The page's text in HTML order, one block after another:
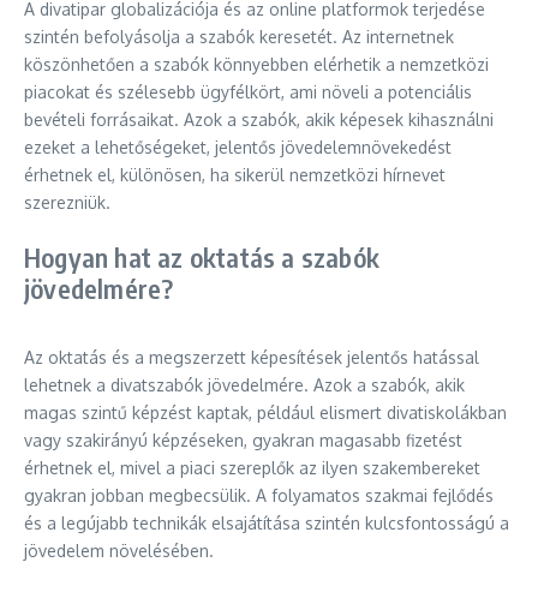
A divatipar globalizációja és az online platformok terjedése
szintén befolyásolja a szabók keresetét. Az internetnek
köszönhetően a szabók könnyebben elérhetik a nemzetközi
piacokat és szélesebb ügyfélkört, ami növeli a potenciális
bevételi forrásaikat. Azok a szabók, akik képesek kihasználni
ezeket a lehetőségeket, jelentős jövedelemnövekedést
érhetnek el, különösen, ha sikerül nemzetközi hírnevet
szerezniük.
Hogyan hat az oktatás a szabók
jövedelmére?
Az oktatás és a megszerzett képesítések jelentős hatással
lehetnek a divatszabók jövedelmére. Azok a szabók, akik
magas szintű képzést kaptak, például elismert divatiskolákban
vagy szakirányú képzéseken, gyakran magasabb fizetést
érhetnek el, mivel a piaci szereplők az ilyen szakembereket
gyakran jobban megbecsülik. A folyamatos szakmai fejlődés
és a legújabb technikák elsajátítása szintén kulcsfontosságú a
jövedelem növelésében.